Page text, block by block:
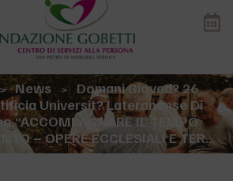
News >
Domani Gioved? 26
Universit? Lateranense Di
“ACCOMPAGNARE IL TEMPO
– OPERE ECCLESIALI E TER…